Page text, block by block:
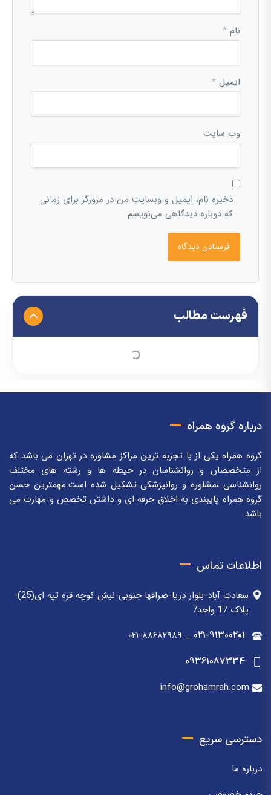
نام *
ایمیل *
وب‌ سایت
ذخیره نام، ایمیل و وبسایت من در مرورگر برای زمانی
که دوباره دیدگاهی می‌نویسم.
فهرست مطالب
درباره گروه همراه
گروه همراه یکی از با تجربه ترین مراکز مشاوره در تهران می باشد که
از متخصصان و روانشناسان در حیطه ها و رشته های مختلف
روانشناسی ،مشاوره و روانپزشکی تشکیل شده است.مهمترین حسن
گروه همراه پایبندی به اخلاق حرفه ای و داشتن تخصص و مهارت می
باشد.
اطلاعات تماس
سعادت آباد-بلوار دریا-صرافها جنوبی-نبش کوچه قره تپه ای(25)-
پلاک 17 واحد7
021-91300201
_ ۰۲۱-۸۸۶۸۲۹۸۹
09361087334
info@grohamrah.com
دسترسی سریع
درباره ما